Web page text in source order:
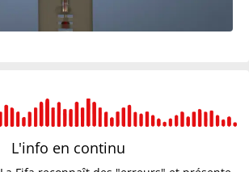
L'info en continu